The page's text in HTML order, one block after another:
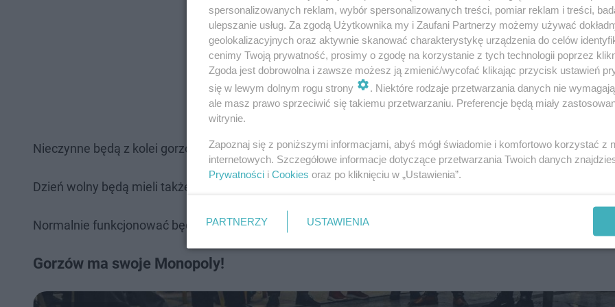
Nieczynne będą z kolei gorzowskie biblioteki - zarówno Biblioteka Główna przy ul. Sikorskiego jak i
Dzień wolny będą mieli także pracownicy Przedsiębiorstwa Wodociągów i Kanalizacji.
Normalnie funkcjonować będzie MCK, MOS, Muzeum Lubuskie, kina i baseny.
Gorzów ma swoje Monopoly!
spersonalizowanych reklam, wybór spersonalizowanych treści, pomiar reklam i treści,
ulepszanie usług. Za zgodą Użytkownika my i Zaufani Partnerzy możemy używać
geolokalizacyjnych oraz aktywnie skanować charakterystykę urządzenia do celów
cenimy Twoją prywatność, prosimy o zgodę na korzystanie z tych technologii poprzez
Zgoda jest dobrowolna i zawsze możesz ją zmienić/wycofać klikając przycisk ustawień
się w lewym dolnym rogu strony
. Niektóre rodzaje przetwarzania danych nie
ale masz prawo sprzeciwić się takiemu przetwarzaniu. Preferencje będą miały
witrynie.
Zapoznaj się z poniższymi informacjami, abyś mógł świadomie i komfortowo korzystać z
internetowych. Szczegółowe informacje dotyczące przetwarzania Twoich danych
Prywatności i Cookies oraz po kliknięciu w „Ustawienia”.
PARTNERZY USTAWIENIA